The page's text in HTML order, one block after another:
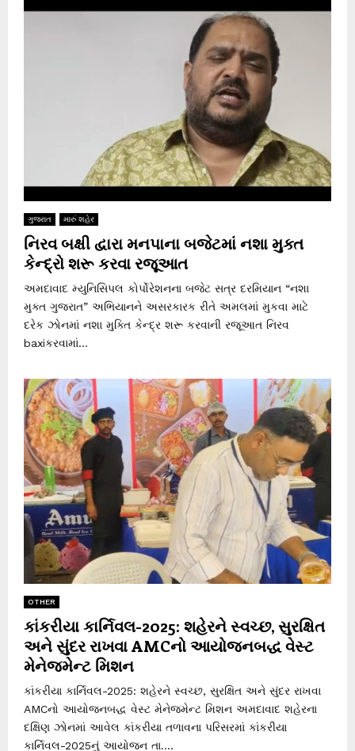
ગુજરાત મારું શહેર
નિરવ બક્ષી દ્વારા મનપાના બજેટમાં નશા મુક્ત
કેન્દ્રો શરૂ કરવા રજૂઆત
અમદાવાદ મ્યુનિસિપલ કોર્પોરેશનના બજેટ સત્ર દરમિયાન “નશા
મુક્ત ગુજરાત” અભિયાનને અસરકારક રીતે અમલમાં મુકવા માટે
દરેક ઝોનમાં નશા મુક્તિ કેન્દ્ર શરૂ કરવાની રજૂઆત નિરવ
baxiકરવામાં...
OTHER
કાંકરીયા કાર્નિવલ-2025: શહેરને સ્વચ્છ, સુરક્ષિત
અને સુંદર રાખવા AMCનો આયોજનબદ્ધ વેસ્ટ
મેનેજમેન્ટ મિશન
કાંકરીયા કાર્નિવલ-2025: શહેરને સ્વચ્છ, સુરક્ષિત અને સુંદર રાખવા
AMCનો આયોજનબદ્ધ વેસ્ટ મેનેજમેન્ટ મિશન અમદાવાદ શહેરના
દક્ષિણ ઝોનમાં આવેલ કાંકરીયા તળાવના પરિસરમાં કાંકરીયા
કાર્નિવલ-2025નું આયોજન તા....